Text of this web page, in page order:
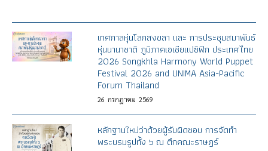
เทศกาลหุ่นโลกสงขลา และ การประชุมสมาพันธ์
หุ่นนานาชาติ ภูมิภาคเอเชียแปซิฟิก ประเทศไทย
2026 Songkhla Harmony World Puppet
Festival 2026 and UNIMA Asia-Pacific
Forum Thailand
26 กรกฎาคม 2569
หลักฐานใหม่ว่าด้วยผู้รับผิดชอบ การจัดทำ
พระบรมรูปทั้ง ๖ ณ ตึกคณะราษฎร์